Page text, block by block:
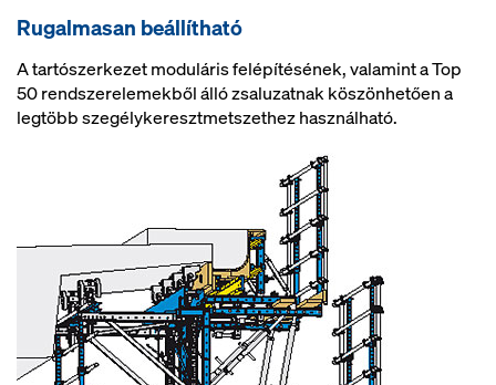
Rugalmasan beállítható
A tartószerkezet moduláris felépítésének, valamint a Top
50 rendszerelemekből álló zsaluzatnak köszönhetően a
legtöbb szegélykeresztmetszethez használható.